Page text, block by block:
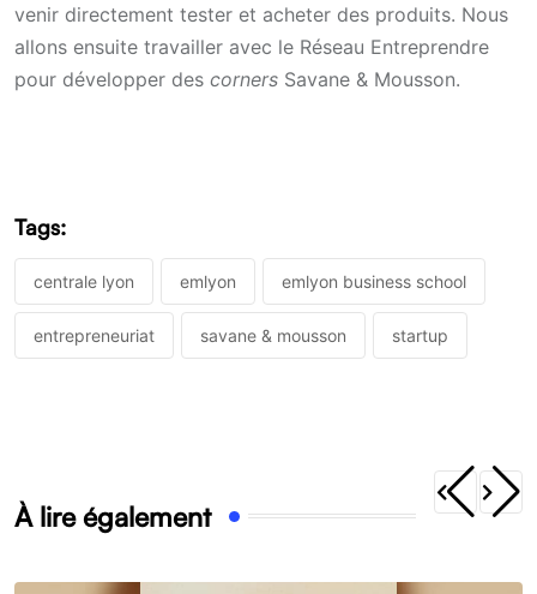
venir directement tester et acheter des produits. Nous
allons ensuite travailler avec le Réseau Entreprendre
pour développer des corners Savane & Mousson.
Tags:
centrale lyon emlyon emlyon business school
entrepreneuriat savane & mousson startup
À lire également